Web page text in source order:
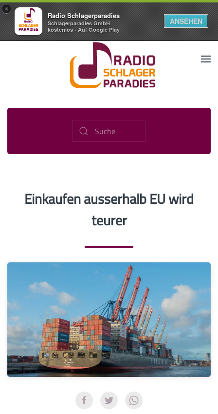
×
Radio Schlagerparadies
Schlagerparadies GmbH
kostenlos - Auf Google Play
ANSEHEN
Einkaufen ausserhalb EU wird
teurer